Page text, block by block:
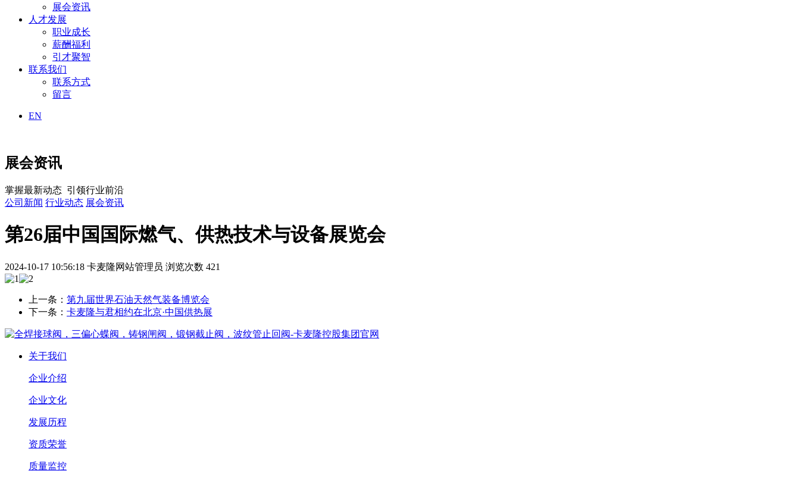
展会资讯
人才发展
职业成长
薪酬福利
引才聚智
联系我们
联系方式
留言
EN
展会资讯
掌握最新动态 引领行业前沿
公司新闻 行业动态 展会资讯
第26届中国国际燃气、供热技术与设备展览会
2024-10-17 10:56:18 卡麦隆网站管理员 浏览次数 421
上一条： 第九届世界石油天然气装备博览会
下一条： 卡麦隆与君相约在北京·中国供热展
关于我们
企业介绍
企业文化
发展历程
资质荣誉
质量监控